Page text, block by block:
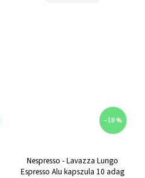
–18 %
Nespresso - Lavazza Lungo
Espresso Alu kapszula 10 adag